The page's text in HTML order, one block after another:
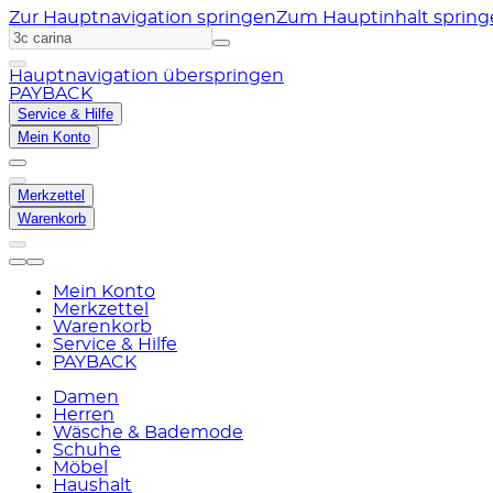
Zur Hauptnavigation springenZum Hauptinhalt
Hauptnavigation überspringen
PAYBACK
Service & Hilfe
Mein Konto
Merkzettel
Warenkorb
Mein Konto
Merkzettel
Warenkorb
Service & Hilfe
PAYBACK
Damen
Herren
Wäsche & Bademode
Schuhe
Möbel
Haushalt